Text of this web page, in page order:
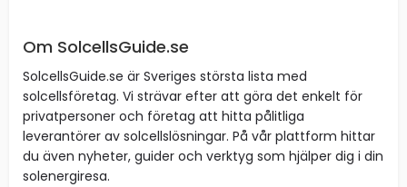
Om SolcellsGuide.se
SolcellsGuide.se är Sveriges största lista med
solcellsföretag. Vi strävar efter att göra det enkelt för
privatpersoner och företag att hitta pålitliga
leverantörer av solcellslösningar. På vår plattform hittar
du även nyheter, guider och verktyg som hjälper dig i din
solenergiresa.